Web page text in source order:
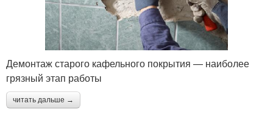
Демонтаж старого кафельного покрытия — наиболее
грязный этап работы
читать дальше →